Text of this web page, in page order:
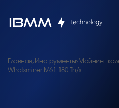
Главная Инструменты Майнинг
Whatsminer M61 180 Th/s